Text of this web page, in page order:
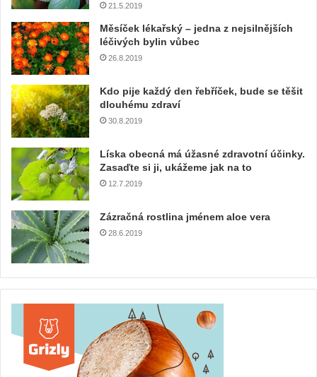
21.5.2019
Měsíček lékařský – jedna z nejsilnějších
léčivých bylin vůbec
26.8.2019
Kdo pije každý den řebříček, bude se těšit
dlouhému zdraví
30.8.2019
Líska obecná má úžasné zdravotní účinky.
Zasaďte si ji, ukážeme jak na to
12.7.2019
Zázračná rostlina jménem aloe vera
28.6.2019